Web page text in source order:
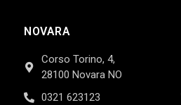
NOVARA
Corso Torino, 4,
28100 Novara NO
0321 623123